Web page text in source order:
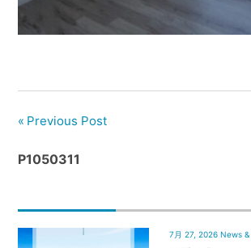
理
｜
密
着
HOUSE
Previous Post
P1050311
7月 27, 2026 News &